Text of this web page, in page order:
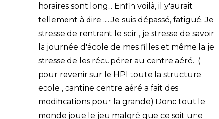
horaires sont long... Enfin voilà, il y'aurait
tellement à dire .... Je suis dépassé, fatigué. Je
stresse de rentrant le soir , je stresse de savoir
la journée d'école de mes filles et même la je
stresse de les récupérer au centre aéré. (
pour revenir sur le HPI toute la structure
ecole , cantine centre aéré a fait des
modifications pour la grande) Donc tout le
monde joue le jeu malgré que ce soit une